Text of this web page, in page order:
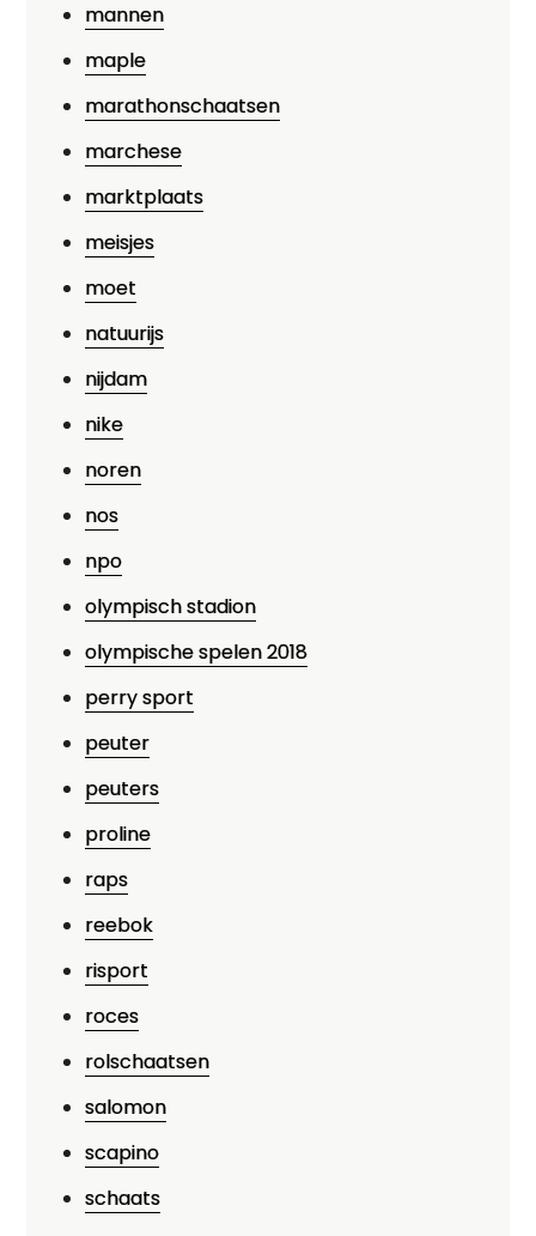
mannen
maple
marathonschaatsen
marchese
marktplaats
meisjes
moet
natuurijs
nijdam
nike
noren
nos
npo
olympisch stadion
olympische spelen 2018
perry sport
peuter
peuters
proline
raps
reebok
risport
roces
rolschaatsen
salomon
scapino
schaats